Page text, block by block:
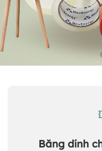
Băng dính